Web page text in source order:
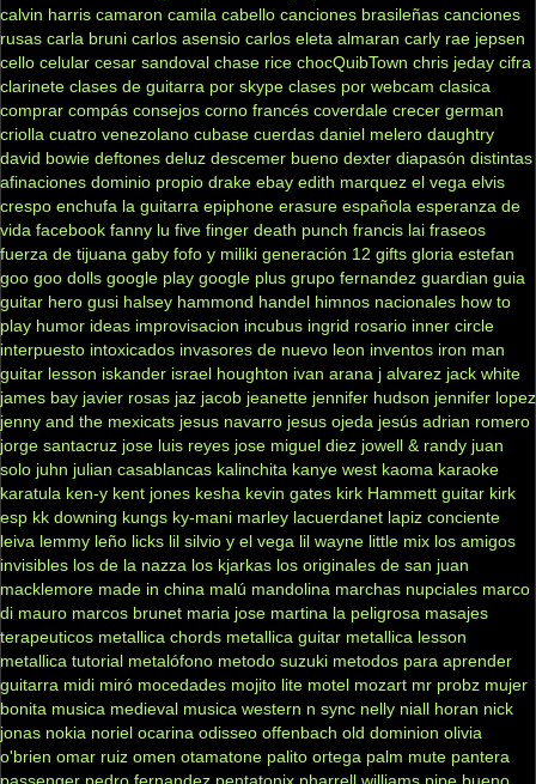
calvin harris camaron camila cabello canciones brasileñas canciones
rusas carla bruni carlos asensio carlos eleta almaran carly rae jepsen
cello celular cesar sandoval chase rice chocQuibTown chris jeday cifra
clarinete clases de guitarra por skype clases por webcam clasica
comprar compás consejos corno francés coverdale crecer german
criolla cuatro venezolano cubase cuerdas daniel melero daughtry
david bowie deftones deluz descemer bueno dexter diapasón distintas
afinaciones dominio propio drake ebay edith marquez el vega elvis
crespo enchufa la guitarra epiphone erasure española esperanza de
vida facebook fanny lu five finger death punch francis lai fraseos
fuerza de tijuana gaby fofo y miliki generación 12 gifts gloria estefan
goo goo dolls google play google plus grupo fernandez guardian guia
guitar hero gusi halsey hammond handel himnos nacionales how to
play humor ideas improvisacion incubus ingrid rosario inner circle
interpuesto intoxicados invasores de nuevo leon inventos iron man
guitar lesson iskander israel houghton ivan arana j alvarez jack white
james bay javier rosas jaz jacob jeanette jennifer hudson jennifer lopez
jenny and the mexicats jesus navarro jesus ojeda jesús adrian romero
jorge santacruz jose luis reyes jose miguel diez jowell & randy juan
solo juhn julian casablancas kalinchita kanye west kaoma karaoke
karatula ken-y kent jones kesha kevin gates kirk Hammett guitar kirk
esp kk downing kungs ky-mani marley lacuerdanet lapiz conciente
leiva lemmy leño licks lil silvio y el vega lil wayne little mix los amigos
invisibles los de la nazza los kjarkas los originales de san juan
macklemore made in china malú mandolina marchas nupciales marco
di mauro marcos brunet maria jose martina la peligrosa masajes
terapeuticos metallica chords metallica guitar metallica lesson
metallica tutorial metalófono metodo suzuki metodos para aprender
guitarra midi miró mocedades mojito lite motel mozart mr probz mujer
bonita musica medieval musica western n sync nelly niall horan nick
jonas nokia noriel ocarina odisseo offenbach old dominion olivia
o'brien omar ruiz omen otamatone palito ortega palm mute pantera